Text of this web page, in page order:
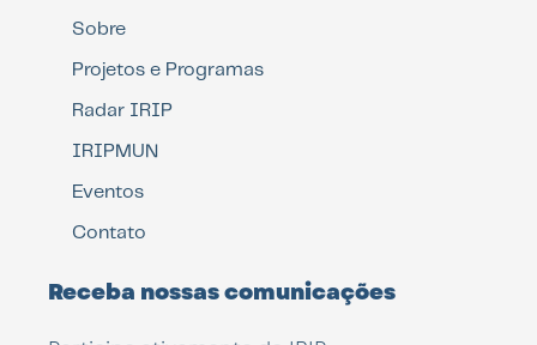
Sobre
Projetos e Programas
Radar IRIP
IRIPMUN
Eventos
Contato
Receba nossas comunicações